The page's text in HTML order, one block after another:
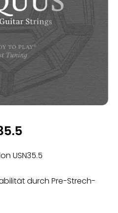
USN35.5
durch Pre-Strech-